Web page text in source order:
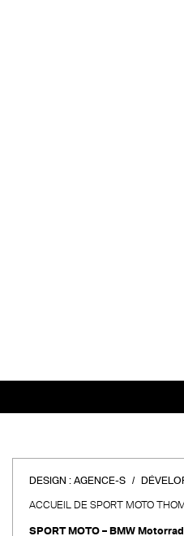
DESIGN : AGENCE-S
ACCUEIL DE SPORT MOTO
SPORT MOTO – BMW